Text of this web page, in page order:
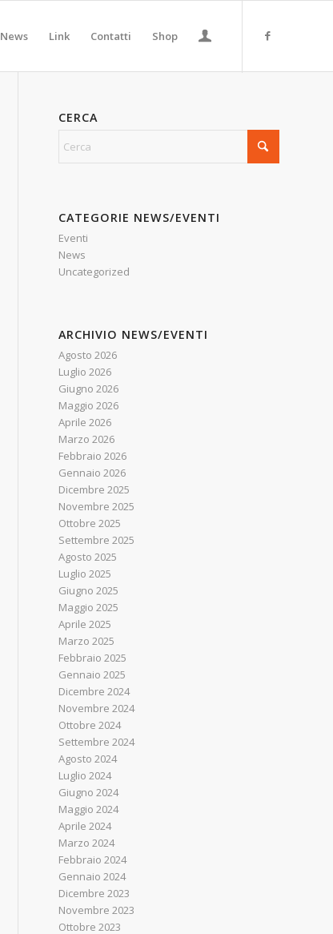
News Link Contatti Shop
CERCA
CATEGORIE NEWS/EVENTI
Eventi
News
Uncategorized
ARCHIVIO NEWS/EVENTI
Agosto 2026
Luglio 2026
Giugno 2026
Maggio 2026
Aprile 2026
Marzo 2026
Febbraio 2026
Gennaio 2026
Dicembre 2025
Novembre 2025
Ottobre 2025
Settembre 2025
Agosto 2025
Luglio 2025
Giugno 2025
Maggio 2025
Aprile 2025
Marzo 2025
Febbraio 2025
Gennaio 2025
Dicembre 2024
Novembre 2024
Ottobre 2024
Settembre 2024
Agosto 2024
Luglio 2024
Giugno 2024
Maggio 2024
Aprile 2024
Marzo 2024
Febbraio 2024
Gennaio 2024
Dicembre 2023
Novembre 2023
Ottobre 2023